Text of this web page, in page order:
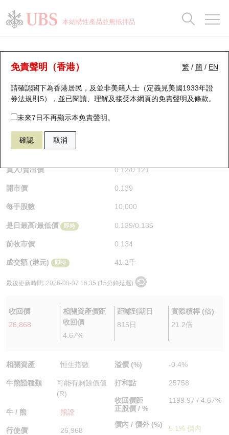
本結構性產品並無抵押品
繁 / 簡 / EN
免責聲明（香港）
請確認閣下為香港居民，及並非美籍人士（定義見美國1933年證
券法規則S），並已閱讀、理解及接受本網頁的免責聲明及條款。
未來7日不再顯示本免責聲明。
確認 取消
牛熊證分析儀
表現 街貨統計 比較
55947 瑞銀熊證 HSI 恒生指數
$0.121 0.013
買入/賣出價 0.12/0.121
開市價 0.139
每手股數 10,000
是日最高/最低價 即時 0.139/0.136
前收市價 0.134
成交額 (港元) 即時 41.2千
最後更新時間: 2026-08-07 16:35 (15分鐘延遲)
收回價
26,868
相關資產價距
收回價
4.67%
距離到期日
815日
實際槓桿 (倍)
21.2倍
相關資產 恒生指數
牛熊證種類
可能有剩餘價值
(R)
牛 / 熊 熊證
行使價 26,968
溢價 (%) -0.4%
打和點 25758
收回價距
正股價 / %
1199.97 / 4.67%
價內 / 價外 (%) 5.1% 價內
瑞銀認股證一覽
新發行瑞銀認股證
即將到期認股證
認股證到期結算價查詢
認股證分析儀
認股證速算機
認股證/牛熊證日誌
認股證文件及公告
街貨統計
比較
牛熊全景快搜
牛熊證搜尋
牛熊證街貨分佈圖
正股牛熊證列表
新發行瑞銀牛熊證
已收回牛熊證剩餘價值
牛熊證到期結算價查詢
牛熊證分析儀
牛熊證文件及公告
街貨統計
比較
十大升幅/跌幅
十大認股證成交分佈
十天股證佔大市成交
資金流
街貨統計
三十大平均引伸波幅
正股分析儀
二十大活躍股份
恒指成份股
國指成份股
科指成份股
相關資產沽空
中資ETFs溢價比較
AH 股價對照
持股比重
顯示所有持股比重
每月輪證大市專題
輪證專欄
講座及教育短片
認股證投資者教育
牛熊證投資者教育
認股證牛熊證常問問題